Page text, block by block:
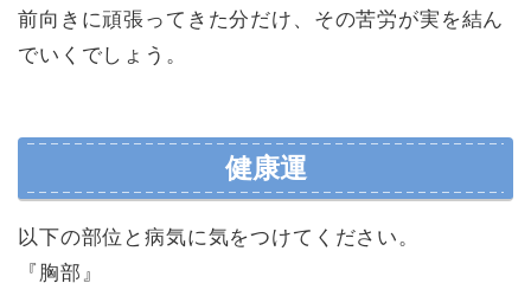
前向きに頑張ってきた分だけ、その苦労が実を結ん
でいくでしょう。
健康運
以下の部位と病気に気をつけてください。
『胸部』